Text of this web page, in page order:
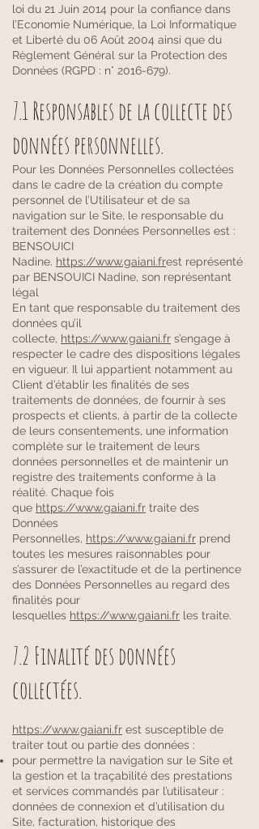
loi du 21 Juin 2014 pour la confiance dans
l’Economie Numérique, la Loi Informatique
et Liberté du 06 Août 2004 ainsi que du
Règlement Général sur la Protection des
Données (RGPD : n° 2016-679).
7.1 Responsables de la collecte des
données personnelles.
Pour les Données Personnelles collectées
dans le cadre de la création du compte
personnel de l’Utilisateur et de sa
navigation sur le Site, le responsable du
traitement des Données Personnelles est :
BENSOUICI
Nadine. https://www.gaiani.frest représenté
par BENSOUICI Nadine, son représentant
légal
En tant que responsable du traitement des
données qu’il
collecte, https://www.gaiani.fr s’engage à
respecter le cadre des dispositions légales
en vigueur. Il lui appartient notamment au
Client d’établir les finalités de ses
traitements de données, de fournir à ses
prospects et clients, à partir de la collecte
de leurs consentements, une information
complète sur le traitement de leurs
données personnelles et de maintenir un
registre des traitements conforme à la
réalité. Chaque fois
que https://www.gaiani.fr traite des
Données
Personnelles, https://www.gaiani.fr prend
toutes les mesures raisonnables pour
s’assurer de l’exactitude et de la pertinence
des Données Personnelles au regard des
finalités pour
lesquelles https://www.gaiani.fr les traite.
7.2 Finalité des données
collectées.
https://www.gaiani.fr est susceptible de
traiter tout ou partie des données :
pour permettre la navigation sur le Site et
la gestion et la traçabilité des prestations
et services commandés par l’utilisateur :
données de connexion et d’utilisation du
Site, facturation, historique des